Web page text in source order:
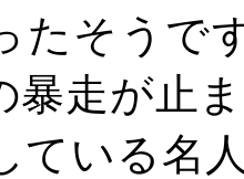
たそうで
暴走が止
ている名